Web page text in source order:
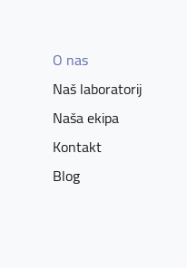
O nas
Naš laboratorij
Naša ekipa
Kontakt
Blog